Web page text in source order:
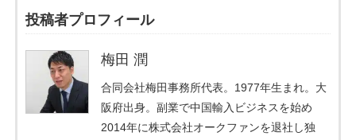
投稿者プロフィール
梅田 潤
合同会社梅田事務所代表。1977年生まれ。大
阪府出身。副業で中国輸入ビジネスを始め
2014年に株式会社オークファンを退社し独